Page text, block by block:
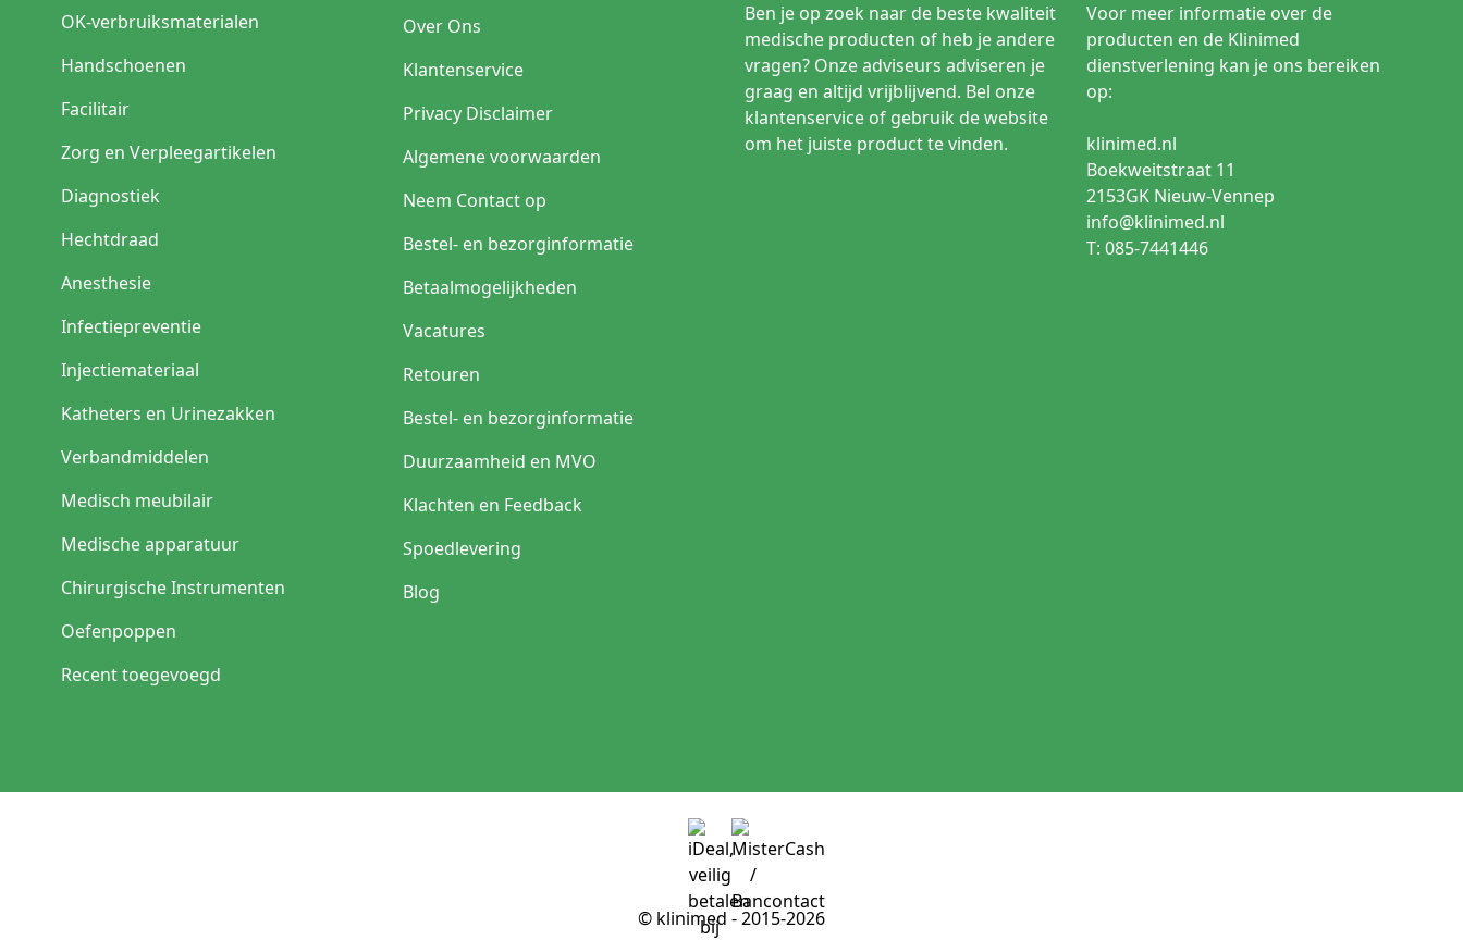
OK-verbruiksmaterialen
Handschoenen
Facilitair
Zorg en Verpleegartikelen
Diagnostiek
Hechtdraad
Anesthesie
Infectiepreventie
Injectiemateriaal
Katheters en Urinezakken
Verbandmiddelen
Medisch meubilair
Medische apparatuur
Chirurgische Instrumenten
Oefenpoppen
Recent toegevoegd
Over Ons
Klantenservice
Privacy Disclaimer
Algemene voorwaarden
Neem Contact op
Bestel- en bezorginformatie
Betaalmogelijkheden
Vacatures
Retouren
Bestel- en bezorginformatie
Duurzaamheid en MVO
Klachten en Feedback
Spoedlevering
Blog
Ben je op zoek naar de beste kwaliteit
medische producten of heb je andere
vragen? Onze adviseurs adviseren je
graag en altijd vrijblijvend. Bel onze
klantenservice of gebruik de website
om het juiste product te vinden.
Voor meer informatie over de
producten en de Klinimed
dienstverlening kan je ons bereiken
op:
klinimed.nl
Boekweitstraat 11
2153GK Nieuw-Vennep
info@klinimed.nl
T: 085-7441446
© klinimed - 2015-2026